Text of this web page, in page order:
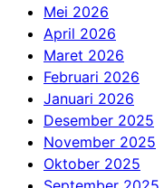
Mei 2026
April 2026
Maret 2026
Februari 2026
Januari 2026
Desember 2025
November 2025
Oktober 2025